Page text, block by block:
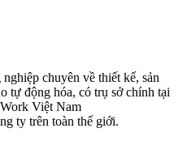
chuyên về thiết kế, sản
tự động hóa, có trụ sở chính tại
Việt Nam
ty trên toàn thế giới.